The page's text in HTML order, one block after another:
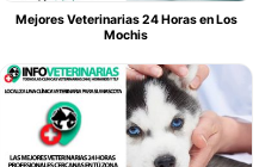
Mejores Veterinarias 24 Horas en Los
Mochis